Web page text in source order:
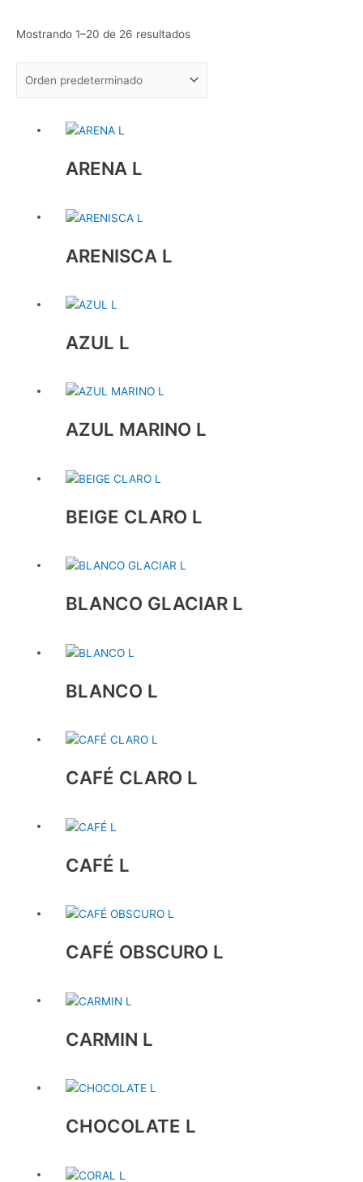
Mostrando 1–20 de 26 resultados
ARENA L
ARENISCA L
AZUL L
AZUL MARINO L
BEIGE CLARO L
BLANCO GLACIAR L
BLANCO L
CAFÉ CLARO L
CAFÉ L
CAFÉ OBSCURO L
CARMIN L
CHOCOLATE L